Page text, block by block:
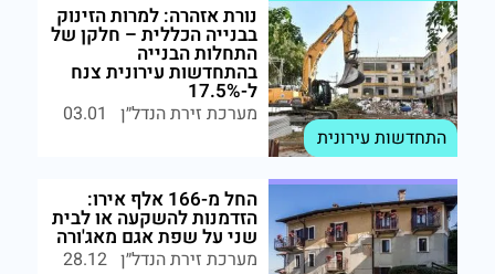
התחדשות עירונית
נורת אזהרה: למרות הזינוק
בבנייה הכללית – חלקן של
התחלות הבנייה
בהתחדשות עירונית צנח
ל-17.5%
מערכת זירת הנדל״ן 03.01
החל מ-166 אלף אירו:
הזדמנות להשקעה או לבית
שני על שפת אגם מאג'ורה
מערכת זירת הנדל״ן 28.12